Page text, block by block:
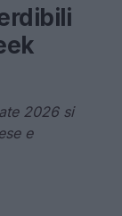
2026 si
e